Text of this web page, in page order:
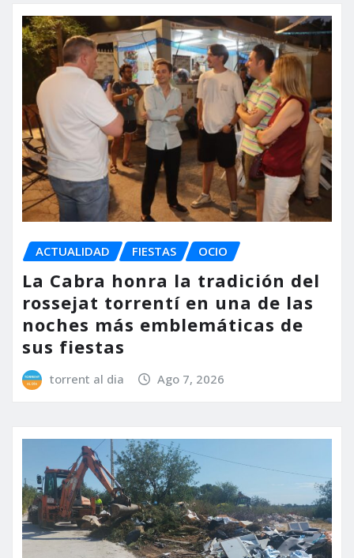
ACTUALIDAD FIESTAS OCIO
La Cabra honra la tradición del
rossejat torrentí en una de las
noches más emblemáticas de
sus fiestas
torrent al dia Ago 7, 2026